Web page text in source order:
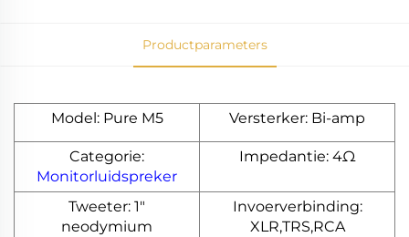
Productparameters
Model: Pure M5 Versterker: Bi-amp
Categorie:
Monitorluidspreker
Impedantie: 4Ω
Tweeter: 1"
neodymium
Invoerverbinding:
XLR,TRS,RCA